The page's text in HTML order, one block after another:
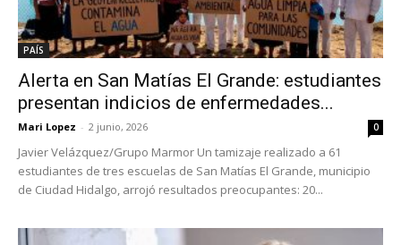
PAÍS
Alerta en San Matías El Grande: estudiantes
presentan indicios de enfermedades...
Mari Lopez - 2 junio, 2026 0
Javier Velázquez/Grupo Marmor Un tamizaje realizado a 61
estudiantes de tres escuelas de San Matías El Grande, municipio
de Ciudad Hidalgo, arrojó resultados preocupantes: 20...